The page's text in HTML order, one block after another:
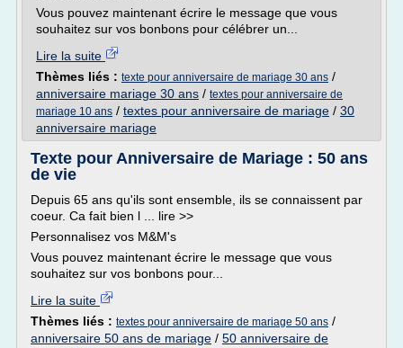
Vous pouvez maintenant écrire le message que vous
souhaitez sur vos bonbons pour célébrer un...
Lire la suite
Thèmes liés : texte pour anniversaire de mariage 30 ans /
anniversaire mariage 30 ans / textes pour anniversaire de
mariage 10 ans / textes pour anniversaire de mariage / 30
anniversaire mariage
Texte pour Anniversaire de Mariage : 50 ans
de vie
Depuis 65 ans qu'ils sont ensemble, ils se connaissent par
coeur. Ca fait bien l ... lire >>
Personnalisez vos M&M's
Vous pouvez maintenant écrire le message que vous
souhaitez sur vos bonbons pour...
Lire la suite
Thèmes liés : textes pour anniversaire de mariage 50 ans /
anniversaire 50 ans de mariage / 50 anniversaire de